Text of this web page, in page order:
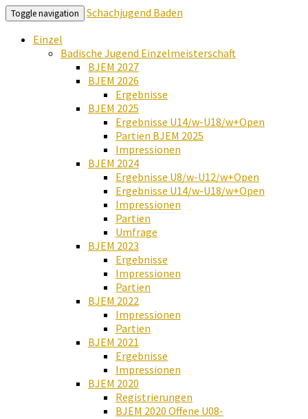
Toggle navigation
Schachjugend Baden
Einzel
Badische Jugend Einzelmeisterschaft
BJEM 2027
BJEM 2026
Ergebnisse
BJEM 2025
Ergebnisse U14/w-U18/w+Open
Partien BJEM 2025
Impressionen
BJEM 2024
Ergebnisse U8/w-U12/w+Open
Ergebnisse U14/w-U18/w+Open
Impressionen
Partien
Umfrage
BJEM 2023
Ergebnisse
Impressionen
Partien
BJEM 2022
Impressionen
Partien
BJEM 2021
Ergebnisse
Impressionen
BJEM 2020
Registrierungen
BJEM 2020 Offene U08-